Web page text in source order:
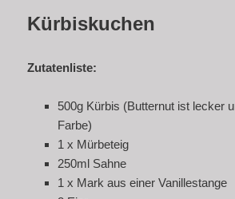
Kürbiskuchen
Zutatenliste:
500g Kürbis (Butternut ist lecker
Farbe)
1 x Mürbeteig
250ml Sahne
1 x Mark aus einer Vanillestange